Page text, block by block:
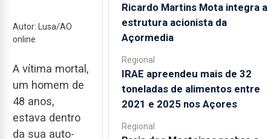
Autor: Lusa/AO
online
A vítima mortal,
um homem de
48 anos,
estava dentro
da sua auto-
Ricardo Martins Mota integra a
estrutura acionista da
Açormedia
Regional
IRAE apreendeu mais de 32
toneladas de alimentos entre
2021 e 2025 nos Açores
Regional